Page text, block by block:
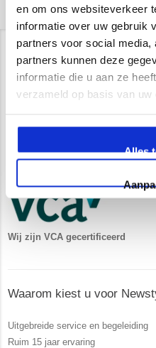
en om ons websiteverkeer
informatie over uw gebruik
partners voor social
partners kunnen deze
informatie die u aan ze
verzameld op basis van
Alles
Contact/ Showroom
De Trompet 1141 in Heemskerk
info@newstyle-gietvloeren.nl
Showroom
Wij zijn VCA gecertificeerd
Waarom kiest u voor
Uitgebreide service en begeleiding
Ruim 15 jaar ervaring